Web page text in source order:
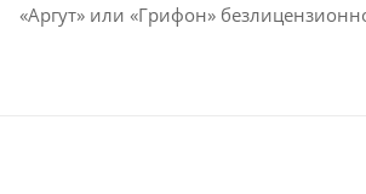
«Аргут» или «Грифон»